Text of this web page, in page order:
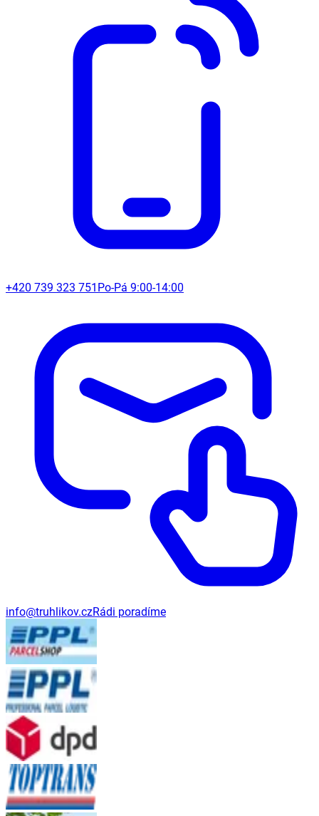
+420 739 323 751 Po-Pá 9:00-14:00
info@truhlikov.czRádi poradíme